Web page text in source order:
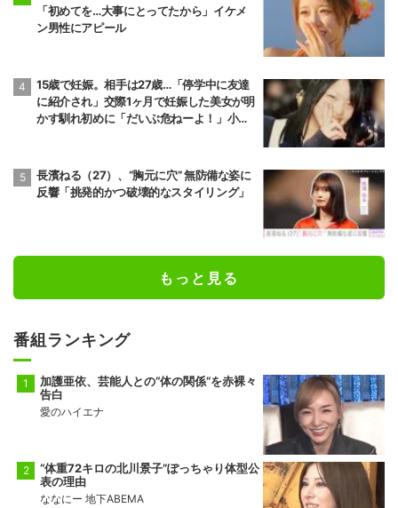
「初めてを…大事にとってたから」イケメ
ン男性にアピール
15歳で妊娠。相手は27歳…「停学中に友達
に紹介され」交際1ヶ月で妊娠した美女が明
かす馴れ初めに「だいぶ危ねーよ！」小森
長濱ねる（27）、“胸元に穴” 無防備な姿に
反響「挑発的かつ破壊的なスタイリング」
もっと見る
番組ランキング
加護亜依、芸能人との“体の関係”を赤裸々
告白
愛のハイエナ
“体重72キロの北川景子”ぽっちゃり体型公
表の理由
ななにー 地下ABEMA